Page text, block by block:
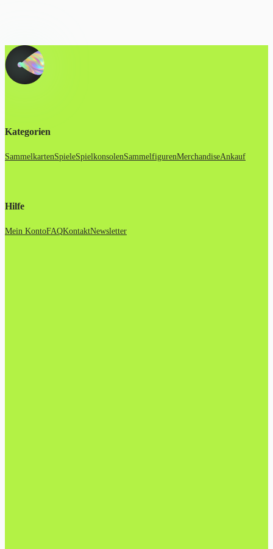
Kategorien
SammelkartenSpieleSpielkonsolenSammelfigurenMerchandiseAnkauf
Hilfe
Mein KontoFAQKontaktNewsletter